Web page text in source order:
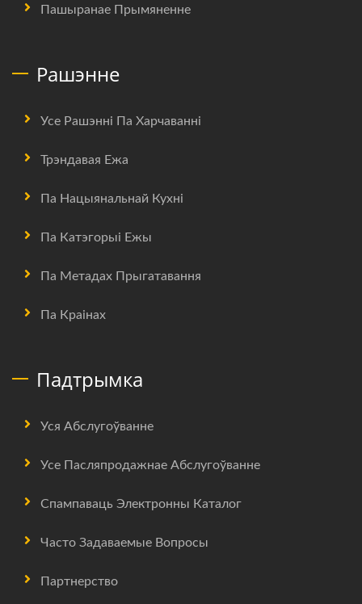
Пашыранае Прымяненне
Рашэнне
Усе Рашэнні Па Харчаванні
Трэндавая Ежа
Па Нацыянальнай Кухні
Па Катэгорыі Ежы
Па Метадах Прыгатавання
Па Краінах
Падтрымка
Уся Абслугоўванне
Усе Пасляпродажнае Абслугоўванне
Спампаваць Электронны Каталог
Часто Задаваемые Вопросы
Партнерство